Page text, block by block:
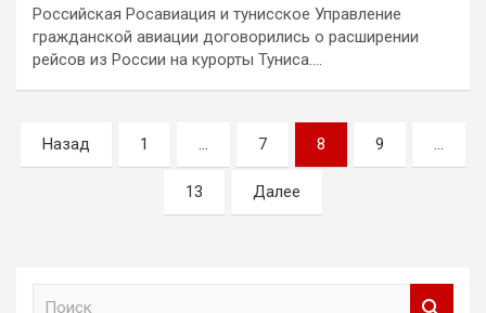
Российская Росавиация и тунисское Управление
гражданской авиации договорились о расширении
рейсов из России на курорты Туниса.…
Пагинация
записей
Назад 1 … 7 8 9 …
13 Далее